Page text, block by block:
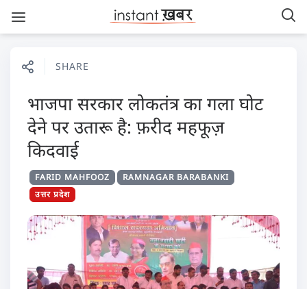
SHARE
भाजपा सरकार लोकतंत्र का गला घोट
देने पर उतारू है: फ़रीद महफूज़
किदवाई
FARID MAHFOOZ
RAMNAGAR BARABANKI
उत्तर प्रदेश